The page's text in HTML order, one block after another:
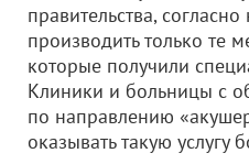
правительства,
производить только те
которые получили
Клиники и больницы с
по направлению
оказывать такую услугу